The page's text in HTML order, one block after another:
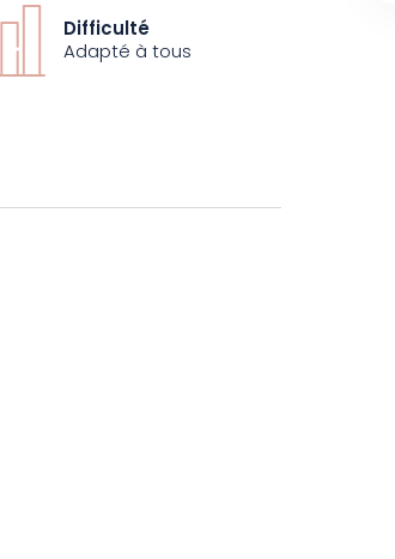
20 portraits musicaux. Un
écriture et improvisation,
qui l’ont façonné.
Difficulté
Adapté à tous